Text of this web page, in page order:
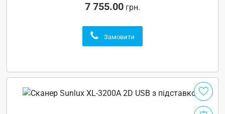
7 755.00 грн.
Замовити